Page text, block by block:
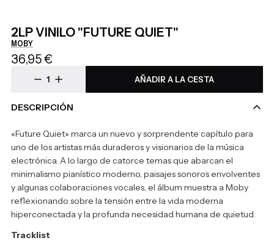
2LP VINILO "FUTURE QUIET"
MOBY
36,95 €
AÑADIR A LA CESTA
DESCRIPCIÓN
«Future Quiet» marca un nuevo y sorprendente capítulo para
uno de los artistas más duraderos y visionarios de la música
electrónica. A lo largo de catorce temas que abarcan el
minimalismo pianístico moderno, paisajes sonoros envolventes
y algunas colaboraciones vocales, el álbum muestra a Moby
reflexionando sobre la tensión entre la vida moderna
hiperconectada y la profunda necesidad humana de quietud.
Tracklist